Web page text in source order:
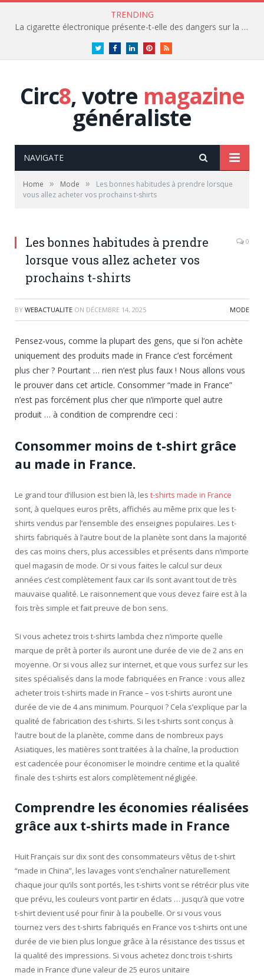
TRENDING
La cigarette électronique présente-t-elle des dangers sur la santé?
TwitterFacebookLinkedInPinterestRSS
Circ8, votre magazine
généraliste
NAVIGATE
Home » Mode »
Les bonnes habitudes à prendre lorsque
vous allez acheter vos prochains t-shirts
Les bonnes habitudes à prendre
lorsque vous allez acheter vos
prochains t-shirts
0
BY WEBACTUALITE ON DÉCEMBRE 14, 2025 MODE
Pensez-vous, comme la plupart des gens, que si l’on achète
uniquement des produits made in France c’est forcément
plus cher ? Pourtant … rien n’est plus faux ! Nous allons vous
le prouver dans cet article. Consommer “made in France”
n’est pas forcément plus cher que n’importe quel autre
produit … à condition de comprendre ceci :
Consommer moins de t-shirt grâce
au made in France.
Le grand tour d’illusion est bien là, les t-shirts made in France
sont, à quelques euros prêts, affichés au même prix que les t-
shirts vendus par l’ensemble des enseignes populaires. Les t-
shirts fabriqués à l’autre bout de la planète sont dans la majorité
des cas moins chers, plus accessibles et présents dans n’importe
quel magasin de mode. Or si vous faites le calcul sur deux
années c’est complètement faux car ils sont avant tout de très
mauvaise qualité. Le raisonnement que vous devez faire est à la
fois très simple et fait preuve de bon sens.
Si vous achetez trois t-shirts lambda chez n’importe quelle
marque de prêt à porter ils auront une durée de vie de 2 ans en
moyenne. Or si vous allez sur internet, et que vous surfez sur les
sites spécialisés dans la mode fabriquées en France : vous allez
acheter trois t-shirts made in France – vos t-shirts auront une
durée de vie de 4 ans minimum. Pourquoi ? Cela s’explique par la
qualité de fabrication des t-shirts. Si les t-shirts sont conçus à
l’autre bout de la planète, comme dans de nombreux pays
Asiatiques, les matières sont traitées à la chaîne, la production
est cadencée pour économiser le moindre centime et la qualité
finale des t-shirts est alors complètement négligée.
Comprendre les économies réalisées
grâce aux t-shirts made in France
Huit Français sur dix sont des consommateurs vêtus de t-shirt
“made in China”, les lavages vont s’enchaîner naturellement
chaque jour qu’ils sont portés, les t-shirts vont se rétrécir plus vite
que prévu, les couleurs vont partir en éclats … jusqu’à que votre
t-shirt devient usé pour finir à la poubelle. Or si vous vous
tournez vers des t-shirts fabriqués en France vos t-shirts ont une
durée de vie bien plus longue grâce à la résistance des tissus et
la qualité des impressions. Si vous achetez donc trois t-shirts
made in France d’une valeur de 25 euros unitaire